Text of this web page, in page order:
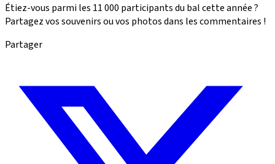
Étiez-vous parmi les 11 000 participants du bal cette année ?
Partagez vos souvenirs ou vos photos dans les commentaires !
Partager